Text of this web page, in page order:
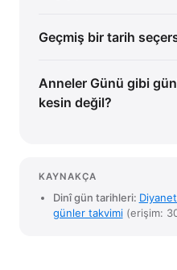
Geçmiş bir tarih
Anneler Günü gibi
kesin değil?
KAYNAKÇA
Dinî gün tarihleri:
günler takvimi (erişim: